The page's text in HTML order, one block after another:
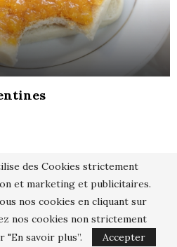
des Cookies strictement
et marketing et publicitaires.
nos cookies en cliquant sur
nos cookies non strictement
"En savoir plus”.
Accepter